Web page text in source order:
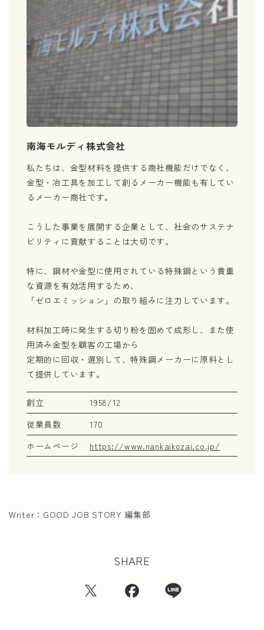
南海モルディ株式会社
私たちは、金型材料を提供する商社機能だけでなく、
金型・冶工具を加工して創るメーカー機能も有してい
るメーカー商社です。​
こうした事業を展開する企業として、社会のサステナ
ビリティに貢献することは大切です。
特に、鋼材や金型に使用されている特殊鋼という貴重
な資源を有効活用するため、
「ゼロエミッション」の取り組みに注力しています。
材料加工時に発生する切り粉を固めて成形し、また使
用済み金型を顧客の工場から
定期的に回収・選別して、特殊鋼メーカーに原料とし
て提供しています。
創立
1958/12
従業員数
170
ホームページ
https://www.nankaikozai.co.jp/
Writer： GOOD JOB STORY 編集部
SHARE